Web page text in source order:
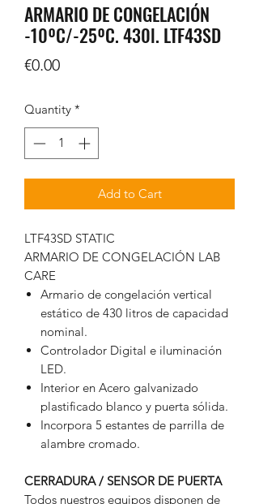
ARMARIO DE CONGELACIÓN
-10ºC/-25ºC. 430l. LTF43SD
€0.00Price
Quantity *
Add to Cart
LTF43SD STATIC
ARMARIO DE CONGELACIÓN LAB
CARE
Armario de congelación vertical
estático de 430 litros de capacidad
nominal.
Controlador Digital e iluminación
LED.
Interior en Acero galvanizado
plastificado blanco y puerta sólida.
Incorpora 5 estantes de parrilla de
alambre cromado.
CERRADURA / SENSOR DE PUERTA
Todos nuestros equipos disponen de